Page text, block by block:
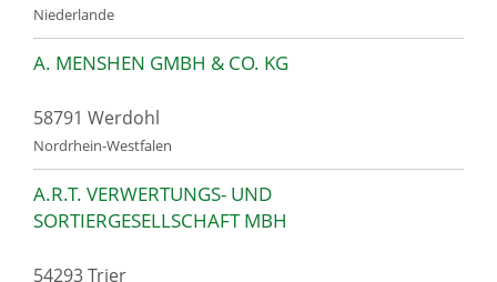
Niederlande
A. MENSHEN GMBH & CO. KG
58791 Werdohl
Nordrhein-Westfalen
A.R.T. VERWERTUNGS- UND
SORTIERGESELLSCHAFT MBH
54293 Trier